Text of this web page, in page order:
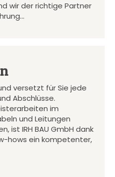
wir der richtige Partner
versetzt für Sie jede
Abschlüsse.
im
und Leitungen
ist IRH BAU GmbH dank
hows ein kompetenter,